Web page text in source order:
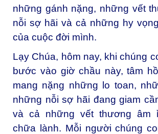
những gánh nặng, những vết
nỗi sợ hãi và cả những hy
của cuộc đời mình.
Lạy Chúa, hôm nay, khi chúng
bước vào giờ chầu này, tâm
mang nặng những lo toan,
những nỗi sợ hãi đang giam
và cả những vết thương âm
chữa lành. Mỗi người chúng